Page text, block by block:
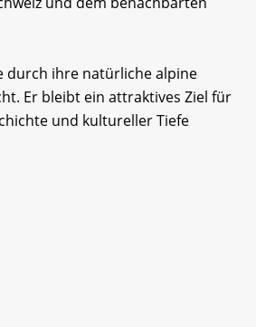
durch ihre natürliche alpine
Er bleibt ein attraktives Ziel für
und kultureller Tiefe